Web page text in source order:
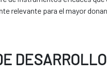
relevante para el mayor